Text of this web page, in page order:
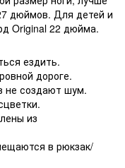
дюймов. Для детей и
Original 22 дюйма.
ездить.
дороге.
не создают шум.
из
в рюкзак/